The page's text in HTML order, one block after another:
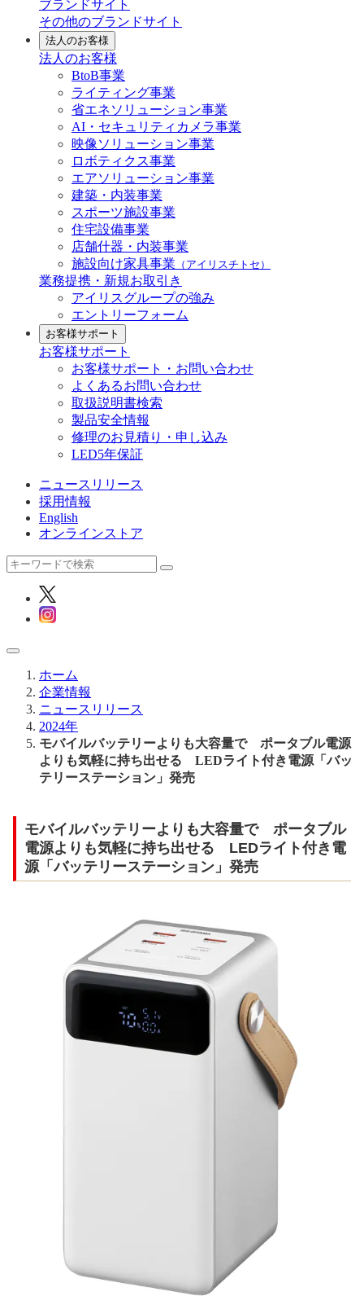
ブランドサイト
その他のブランドサイト
法人のお客様
法人のお客様
BtoB事業
ライティング事業
省エネソリューション事業
AI・セキュリティカメラ事業
映像ソリューション事業
ロボティクス事業
エアソリューション事業
建築・内装事業
スポーツ施設事業
住宅設備事業
店舗什器・内装事業
施設向け家具事業 （アイリスチトセ）
業務提携・新規お取引き
アイリスグループの強み
エントリーフォーム
お客様サポート
お客様サポート
お客様サポート・お問い合わせ
よくあるお問い合わせ
取扱説明書検索
製品安全情報
修理のお見積り・申し込み
LED5年保証
ニュースリリース
採用情報
English
オンラインストア
ホーム
企業情報
ニュースリリース
2024年
モバイルバッテリーよりも大容量で ポータブル電源
よりも気軽に持ち出せる LEDライト付き電源「バッ
テリーステーション」発売
モバイルバッテリーよりも大容量で ポータブル
電源よりも気軽に持ち出せる LEDライト付き電
源「バッテリーステーション」発売